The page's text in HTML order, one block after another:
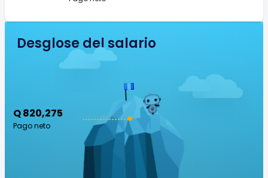
Desglose del salario
Q 820,275
Pago neto